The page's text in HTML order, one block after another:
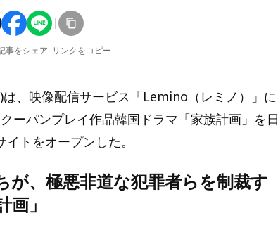
事をシェア リンクをコピー
、映像配信サービス「Lemino（レミノ）」に
ーパンプレイ作品韓国ドラマ「家族計画」を日
トをオープンした。
が、極悪非道な犯罪者らを制裁す
」